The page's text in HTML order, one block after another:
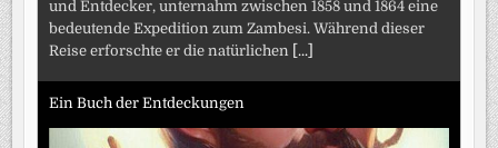
und Entdecker, unternahm zwischen 1858 und 1864 eine
bedeutende Expedition zum Zambesi. Während dieser
Reise erforschte er die natürlichen [...]
Ein Buch der Entdeckungen